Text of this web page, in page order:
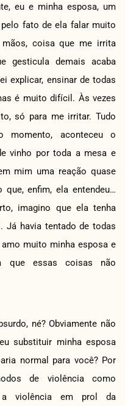
eu e minha esposa, um
fato de ela falar muito
coisa que me irrita
gesticula demais acaba
explicar, ensinar de todas
é muito difícil. Às vezes
só para me irritar. Tudo
aconteceu o
vinho por toda a mesa e
mim uma reação quase
enfim, ela entendeu…
imagino que ela tenha
Já havia tentado de todas
muito minha esposa e
que essas coisas não
né? Obviamente não
substituir minha esposa
normal para você? Por
de violência como
a violência em prol da